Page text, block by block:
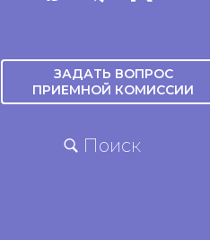
ЗАДАТЬ ВОПРОС
ПРИЕМНОЙ КОМИССИИ
Поиск